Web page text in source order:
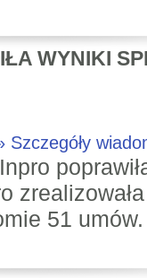
WYNIKI
Szczegóły
51 umów.